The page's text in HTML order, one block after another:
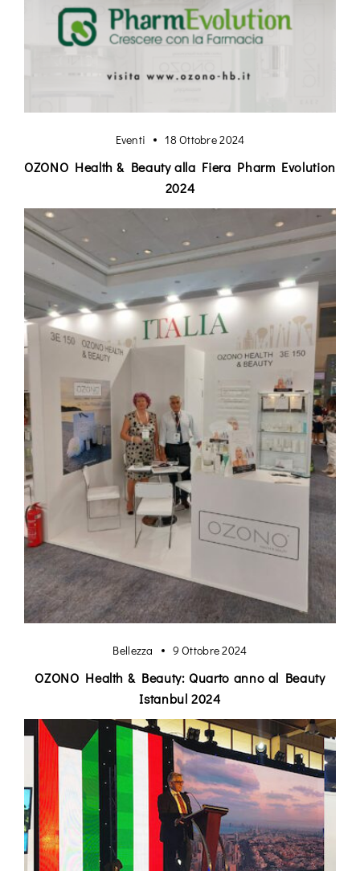
Eventi 18 Ottobre 2024
OZONO Health & Beauty alla Fiera Pharm Evolution
2024
Bellezza 9 Ottobre 2024
OZONO Health & Beauty: Quarto anno al Beauty
Istanbul 2024